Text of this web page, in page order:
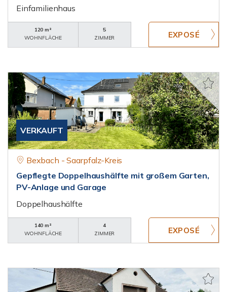
Einfamilienhaus
120 m²
WOHNFLÄCHE
5
ZIMMER
VERKAUFT
Bexbach - Saarpfalz-Kreis
Gepflegte Doppelhaushälfte mit großem Garten,
PV-Anlage und Garage
Doppelhaushälfte
140 m²
WOHNFLÄCHE
4
ZIMMER